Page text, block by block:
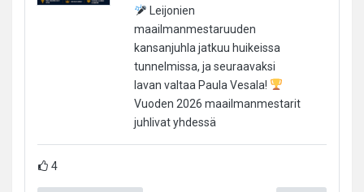
Leijonien
maailmanmestaruuden
kansanjuhla jatkuu huikeissa
tunnelmissa, ja seuraavaksi
lavan valtaa Paula Vesala!
Vuoden 2026 maailmanmestarit
juhlivat yhdessä
4